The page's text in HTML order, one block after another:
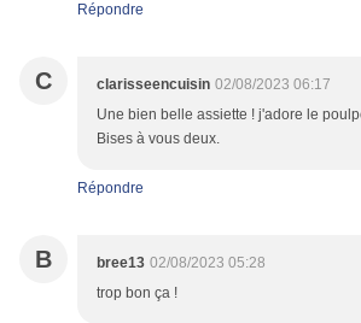
Répondre
C clarisseencuisin 02/08/2023 06:17
Une bien belle assiette ! j'adore le
Bises à vous deux.
Répondre
B bree13 02/08/2023 05:28
trop bon ça !